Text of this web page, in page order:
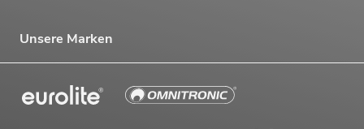
Unsere Marken